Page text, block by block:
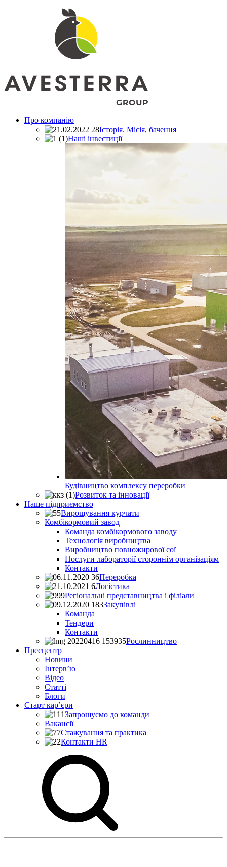
Про компанiю
Історія. Місія, бачення
Наші інвестиції
Будівництво комплексу переробки
Розвиток та інновації
Наше пiдприємство
Вирощування курчати
Комбікормовий завод
Команда комбікормового заводу
Технологія виробництва
Виробництво повножирової сої
Послуги лабораторії стороннім організаціям
Контакти
Переробка
Логістика
Регіональні представництва і філіали
Закупівлі
Команда
Тендери
Контакти
Рослинництво
Пресцентр
Новини
Інтерв’ю
Відео
Статті
Блоги
Старт кар’єри
Запрошуємо до команди
Вакансії
Стажування та практика
Контакти HR